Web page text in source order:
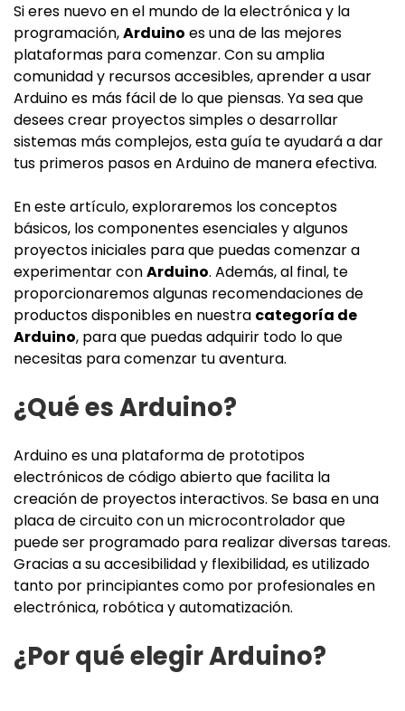
Si eres nuevo en el mundo de la electrónica y la
programación,Arduino es una de las mejores
plataformas para comenzar. Con su amplia
comunidad y recursos accesibles, aprender a usar
Arduino es más fácil de lo que piensas. Ya sea que
desees crear proyectos simples o desarrollar
sistemas más complejos, esta guía te ayudará a dar
tus primeros pasos en Arduino de manera efectiva.
En este artículo, exploraremos los conceptos
básicos, los componentes esenciales y algunos
proyectos iniciales para que puedas comenzar a
experimentar conArduino. Además, al final, te
proporcionaremos algunas recomendaciones de
productos disponibles en nuestra categoría de
Arduino, para que puedas adquirir todo lo que
necesitas para comenzar tu aventura.
¿Qué es Arduino?
Arduino es una plataforma de prototipos
electrónicos de código abierto que facilita la
creación de proyectos interactivos. Se basa en una
placa de circuito con un microcontrolador que
puede ser programado para realizar diversas tareas.
Gracias a su accesibilidad y flexibilidad, es utilizado
tanto por principiantes como por profesionales en
electrónica, robótica y automatización.
¿Por qué elegir Arduino?